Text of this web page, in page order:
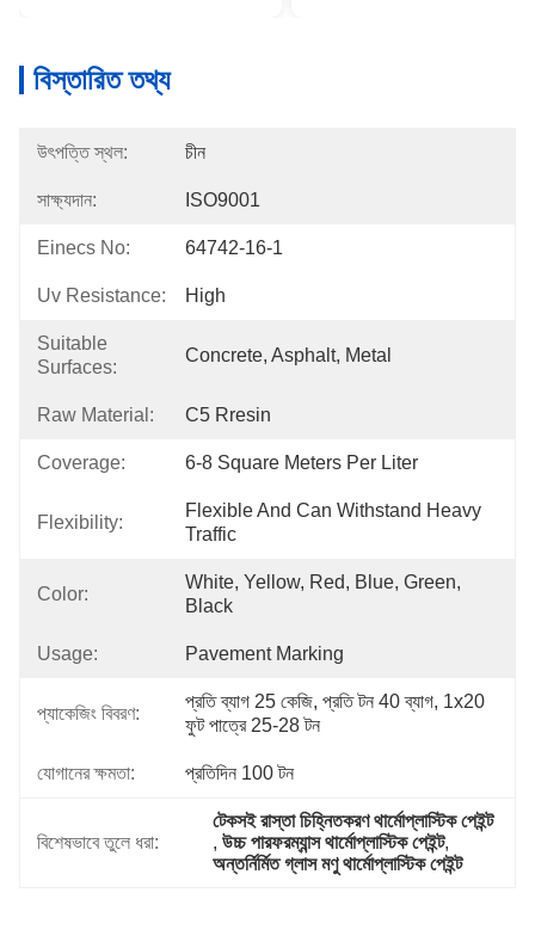
বিস্তারিত তথ্য
উৎপত্তি স্থল: চীন
সাক্ষ্যদান: ISO9001
Einecs No: 64742-16-1
Uv Resistance: High
Suitable
Surfaces:
Concrete, Asphalt, Metal
Raw Material: C5 Rresin
Coverage: 6-8 Square Meters Per Liter
Flexibility:
Flexible And Can Withstand Heavy
Traffic
Color:
White, Yellow, Red, Blue, Green,
Black
Usage: Pavement Marking
প্যাকেজিং বিবরণ:
প্রতি ব্যাগ 25 কেজি, প্রতি টন 40 ব্যাগ, 1x20
ফুট পাত্রে 25-28 টন
যোগানের ক্ষমতা: প্রতিদিন 100 টন
বিশেষভাবে তুলে ধরা:
টেকসই রাস্তা চিহ্নিতকরণ থার্মোপ্লাস্টিক পেইন্ট
, উচ্চ পারফরম্যান্স থার্মোপ্লাস্টিক পেইন্ট,
অন্তর্নির্মিত গ্লাস মণু থার্মোপ্লাস্টিক পেইন্ট